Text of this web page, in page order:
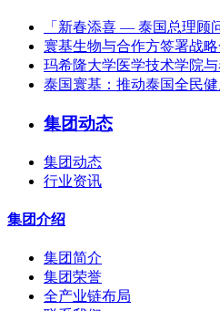
「新春添喜 — 泰国总理顾
寰基生物与合作方签署战
玛希隆大学医学技术学院
泰国寰基：推动泰国全民
集团动态
集团动态
行业资讯
集团介绍
集团简介
集团荣誉
全产业链布局